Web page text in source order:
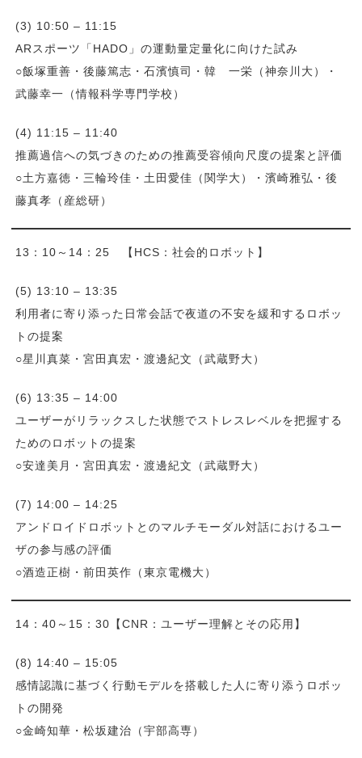
(3) 10:50 – 11:15
ARスポーツ「HADO」の運動量定量化に向けた試み
○飯塚重善・後藤篤志・石濱慎司・韓 一栄（神奈川大）・
武藤幸一（情報科学専門学校）
(4) 11:15 – 11:40
推薦過信への気づきのための推薦受容傾向尺度の提案と評価
○土方嘉徳・三輪玲佳・土田愛佳（関学大）・濱崎雅弘・後
藤真孝（産総研）
13：10～14：25 【HCS：社会的ロボット】
(5) 13:10 – 13:35
利用者に寄り添った日常会話で夜道の不安を緩和するロボッ
トの提案
○星川真菜・宮田真宏・渡邊紀文（武蔵野大）
(6) 13:35 – 14:00
ユーザーがリラックスした状態でストレスレベルを把握する
ためのロボットの提案
○安達美月・宮田真宏・渡邊紀文（武蔵野大）
(7) 14:00 – 14:25
アンドロイドロボットとのマルチモーダル対話におけるユー
ザの参与感の評価
○酒造正樹・前田英作（東京電機大）
14：40～15：30【CNR：ユーザー理解とその応用】
(8) 14:40 – 15:05
感情認識に基づく行動モデルを搭載した人に寄り添うロボッ
トの開発
○金崎知華・松坂建治（宇部高専）